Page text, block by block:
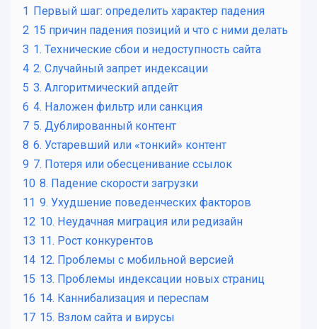
1
Первый шаг: определить характер падения
2 15 причин падения позиций и что с ними делать
3 1. Технические сбои и недоступность сайта
4 2. Случайный запрет индексации
5 3. Алгоритмический апдейт
6 4. Наложен фильтр или санкция
7 5. Дублированный контент
8 6. Устаревший или «тонкий» контент
9 7. Потеря или обесценивание ссылок
10 8. Падение скорости загрузки
11 9. Ухудшение поведенческих факторов
12 10. Неудачная миграция или редизайн
13 11. Рост конкурентов
14 12. Проблемы с мобильной версией
15 13. Проблемы индексации новых страниц
16 14. Каннибализация и переспам
17 15. Взлом сайта и вирусы